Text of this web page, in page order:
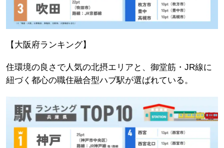
【大阪府ランキング】
住環境の良さで人気の北摂エリアと、御堂筋・JR線に
紐づく都心の職住融合型ハブ駅が選ばれている。